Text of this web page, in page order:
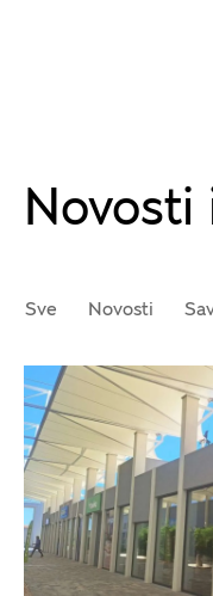
Novosti
Sve Novosti